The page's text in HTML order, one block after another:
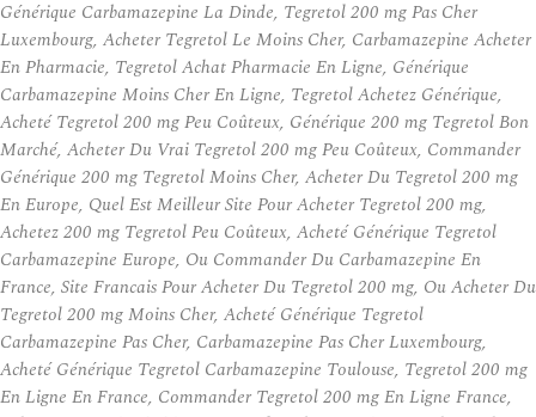
Générique Carbamazepine La Dinde, Tegretol 200 mg Pas Cher
Luxembourg, Acheter Tegretol Le Moins Cher, Carbamazepine Acheter
En Pharmacie, Tegretol Achat Pharmacie En Ligne, Générique
Carbamazepine Moins Cher En Ligne, Tegretol Achetez Générique,
Acheté Tegretol 200 mg Peu Coûteux, Générique 200 mg Tegretol Bon
Marché, Acheter Du Vrai Tegretol 200 mg Peu Coûteux, Commander
Générique 200 mg Tegretol Moins Cher, Acheter Du Tegretol 200 mg
En Europe, Quel Est Meilleur Site Pour Acheter Tegretol 200 mg,
Achetez 200 mg Tegretol Peu Coûteux, Acheté Générique Tegretol
Carbamazepine Europe, Ou Commander Du Carbamazepine En
France, Site Francais Pour Acheter Du Tegretol 200 mg, Ou Acheter Du
Tegretol 200 mg Moins Cher, Acheté Générique Tegretol
Carbamazepine Pas Cher, Carbamazepine Pas Cher Luxembourg,
Acheté Générique Tegretol Carbamazepine Toulouse, Tegretol 200 mg
En Ligne En France, Commander Tegretol 200 mg En Ligne France,